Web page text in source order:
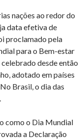
nações ao redor do
data efetiva de
proclamado pela
para o Bem-estar
desde então
adotado em países
Brasil, o dia das
como o Dia Mundial
a Declaração